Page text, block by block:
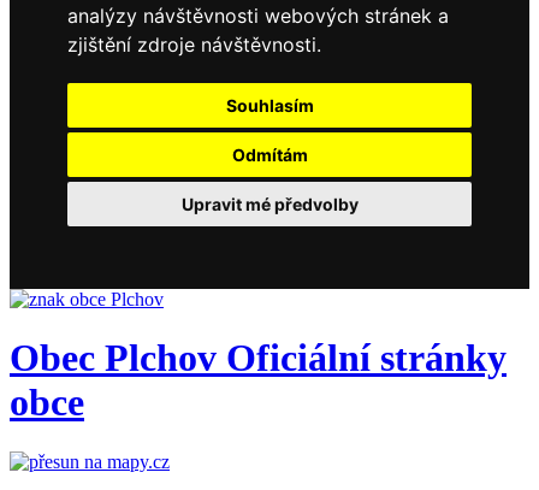
analýzy návštěvnosti webových stránek a
zjištění zdroje návštěvnosti.
Souhlasím
Odmítám
Upravit mé předvolby
Obec Plchov Oficiální stránky
obce